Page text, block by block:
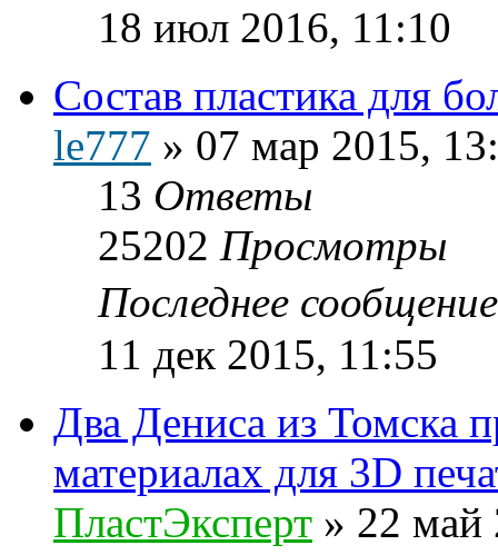
18 июл 2016, 11:10
Состав пластика для
le777 » 07 мар 2015,
13 Ответы
25202 Просмотры
Последнее
11 дек 2015, 11:55
Два Дениса из Томска
материалах для 3D
ПластЭксперт » 22 май